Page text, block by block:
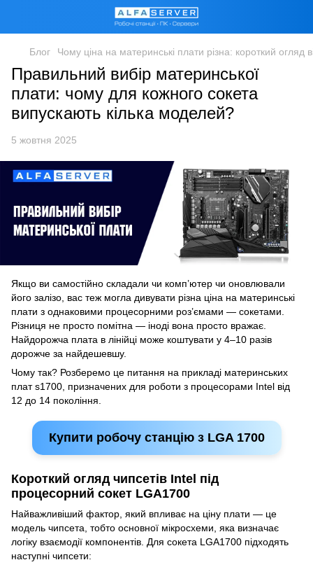
Блог Чому ціна на материнські плати різна: короткий огляд
Правильний вибір материнської
плати: чому для кожного сокета
випускають кілька моделей?
5 жовтня 2025
Якщо ви самостійно складали чи комп’ютер чи оновлювали
його залізо, вас теж могла дивувати різна ціна на материнські
плати з однаковими процесорними роз’ємами — сокетами.
Різниця не просто помітна — іноді вона просто вражає.
Найдорожча плата в лінійці може коштувати у 4–10 разів
дорожче за найдешевшу.
Чому так? Розберемо це питання на прикладі материнських
плат s1700, призначених для роботи з процесорами Intel від
12 до 14 покоління.
Купити робочу станцію з LGA 1700
Короткий огляд чипсетів Intel під
процесорний сокет LGA1700
Найважливіший фактор, який впливає на ціну плати — це
модель чипсета, тобто основної мікросхеми, яка визначає
логіку взаємодії компонентів. Для сокета LGA1700 підходять
наступні чипсети: